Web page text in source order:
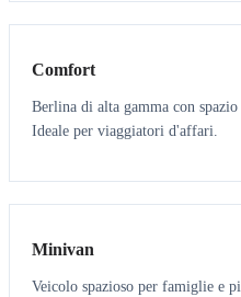
Comfort
Berlina di alta gamma con
Ideale per viaggiatori d'affari.
6 5
Minivan
Veicolo spazioso per famiglie e